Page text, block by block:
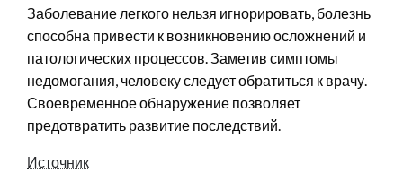
Заболевание легкого нельзя игнорировать, болезнь
способна привести к возникновению осложнений и
патологических процессов. Заметив симптомы
недомогания, человеку следует обратиться к врачу.
Своевременное обнаружение позволяет
предотвратить развитие последствий.
Источник